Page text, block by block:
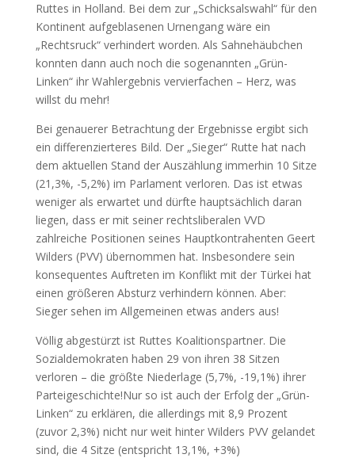
Ruttes in Holland. Bei dem zur „Schicksalswahl“ für den
Kontinent aufgeblasenen Urnengang wäre ein
„Rechtsruck“ verhindert worden. Als Sahnehäubchen
konnten dann auch noch die sogenannten „Grün-
Linken“ ihr Wahlergebnis vervierfachen – Herz, was
willst du mehr!
Bei genauerer Betrachtung der Ergebnisse ergibt sich
ein differenzierteres Bild. Der „Sieger“ Rutte hat nach
dem aktuellen Stand der Auszählung immerhin 10 Sitze
(21,3%, -5,2%) im Parlament verloren. Das ist etwas
weniger als erwartet und dürfte hauptsächlich daran
liegen, dass er mit seiner rechtsliberalen VVD
zahlreiche Positionen seines Hauptkontrahenten Geert
Wilders (PVV) übernommen hat. Insbesondere sein
konsequentes Auftreten im Konflikt mit der Türkei hat
einen größeren Absturz verhindern können. Aber:
Sieger sehen im Allgemeinen etwas anders aus!
Völlig abgestürzt ist Ruttes Koalitionspartner. Die
Sozialdemokraten haben 29 von ihren 38 Sitzen
verloren – die größte Niederlage (5,7%, -19,1%) ihrer
Parteigeschichte!Nur so ist auch der Erfolg der „Grün-
Linken“ zu erklären, die allerdings mit 8,9 Prozent
(zuvor 2,3%) nicht nur weit hinter Wilders PVV gelandet
sind, die 4 Sitze (entspricht 13,1%, +3%)